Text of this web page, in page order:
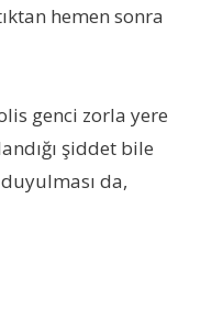
hemen sonra
genci zorla yere
şiddet bile
da,